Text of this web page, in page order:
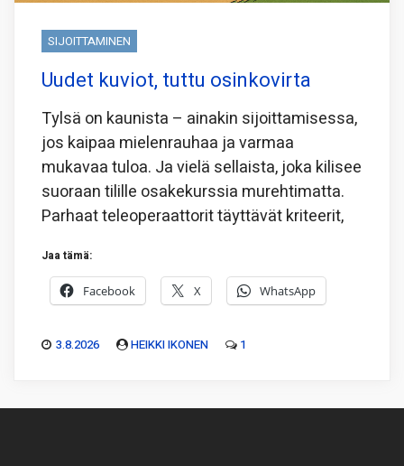
SIJOITTAMINEN
Uudet kuviot, tuttu osinkovirta
Tylsä on kaunista – ainakin sijoittamisessa,
jos kaipaa mielenrauhaa ja varmaa
mukavaa tuloa. Ja vielä sellaista, joka kilisee
suoraan tilille osakekurssia murehtimatta.
Parhaat teleoperaattorit täyttävät kriteerit,
Jaa tämä:
Facebook X WhatsApp
3.8.2026 HEIKKI IKONEN 1